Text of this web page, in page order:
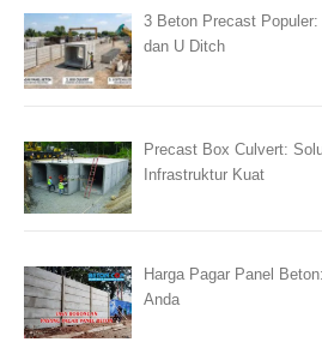
3 Beton Precast
dan U Ditch
Precast Box Culvert:
Infrastruktur Kuat
Harga Pagar Panel
Anda